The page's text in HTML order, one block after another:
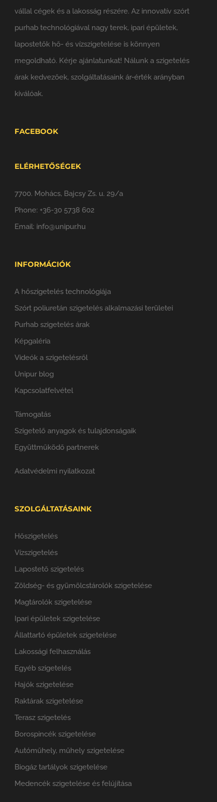
vállal cégek és a lakosság részére. Az innovatív szórt
purhab technológiával nagy terek, ipari épületek,
lapostetők hő- és vízszigetelése is könnyen
megoldható. Kérje ajánlatunkat! Nálunk a szigetelés
árak kedvezőek, szolgáltatásaink ár-érték arányban
kiválóak.
FACEBOOK
ELÉRHETŐSÉGEK
7700. Mohács, Bajcsy Zs. u. 29/a
Phone: +36-30 5738 602
Email: info@unipur.hu
INFORMÁCIÓK
A hőszigetelés technológiája
Szórt poliuretán szigetelés alkalmazási területei
Purhab szigetelés árak
Képgaléria
Videók a szigetelésről
Unipur blog
Kapcsolatfelvétel
Támogatás
Szigetelő anyagok és tulajdonságaik
Együttműködő partnerek
Adatvédelmi nyilatkozat
SZOLGÁLTATÁSAINK
Hőszigetelés
Vízszigetelés
Lapostető szigetelés
Zöldség- és gyümölcstárolók szigetelése
Magtárolók szigetelése
Ipari épületek szigetelése
Állattartó épületek szigetelése
Lakossági felhasználás
Egyéb szigetelés
Hajók szigetelése
Raktárak szigetelése
Terasz szigetelés
Borospincék szigetelése
Autóműhely, műhely szigetelése
Biogáz tartályok szigetelése
Medencék szigetelése és felújítása